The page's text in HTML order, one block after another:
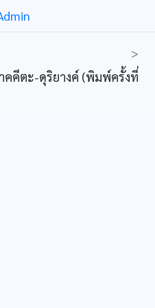
>
คีตะ-ดุริยางค์ (พิมพ์ครั้งที่